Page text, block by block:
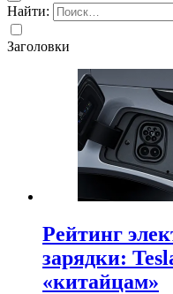
Найти:
Заголовки
Рейтинг
зарядки:
«китайцам»